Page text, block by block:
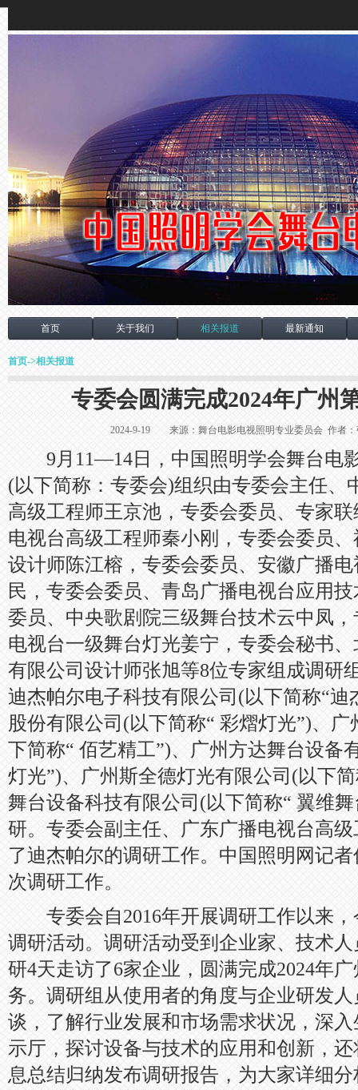
首页 关于我们 相关报道 最新通知
首页->相关报道
专委会圆满完成2024年广州
2024-9-19 来源：舞台电影电视照明专业委员会 作
9月11—14日，中国照明学会舞台电
(以下简称：专委会)组织由专委会主任、
高级工程师王京池，专委会委员、专家
电视台高级工程师秦小刚，专委会委员
设计师陈江榕，专委会委员、安徽广播
民，专委会委员、青岛广播电视台应用
委员、中央歌剧院三级舞台技术云中凤
电视台一级舞台灯光姜宁，专委会秘书
有限公司设计师张旭等8位专家组成调研
迪杰帕尔电子科技有限公司(以下简称“迪
股份有限公司(以下简称“ 彩熠灯光”)、
下简称“ 佰艺精工”)、广州方达舞台设备
灯光”)、广州斯全德灯光有限公司(以下
舞台设备科技有限公司(以下简称“ 翼维
研。专委会副主任、广东广播电视台高
了迪杰帕尔的调研工作。中国照明网记
次调研工作。
专委会自2016年开展调研工作以来，
调研活动。调研活动受到企业家、技术
研4天走访了6家企业，圆满完成2024年
务。调研组从使用者的角度与企业研发
谈，了解行业发展和市场需求状况，深
示厅，探讨设备与技术的应用和创新，
息总结归纳发布调研报告，为大家详细